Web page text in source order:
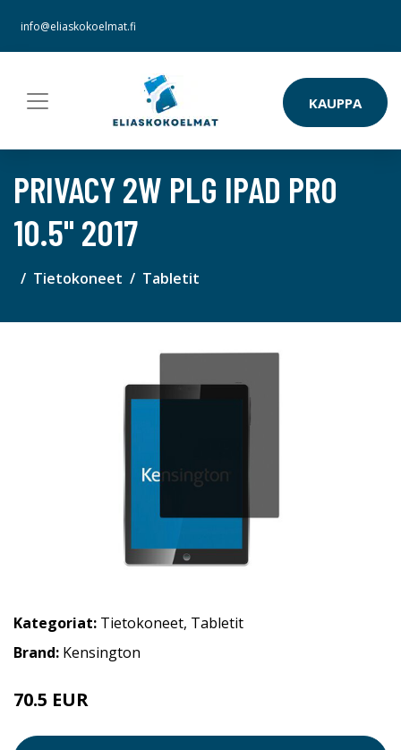
info@eliaskokoelmat.fi
KAUPPA
PRIVACY 2W PLG IPAD PRO
10.5" 2017
Tietokoneet Tabletit
Kategoriat: Tietokoneet, Tabletit
Brand: Kensington
70.5 EUR